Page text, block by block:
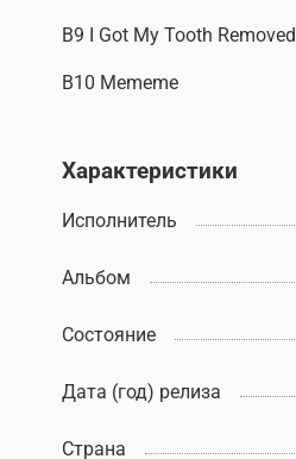
B9 I Got My Tooth Removed
B10 Mememe
Характеристики
Исполнитель
Альбом
Состояние
Дата (год) релиза
Страна